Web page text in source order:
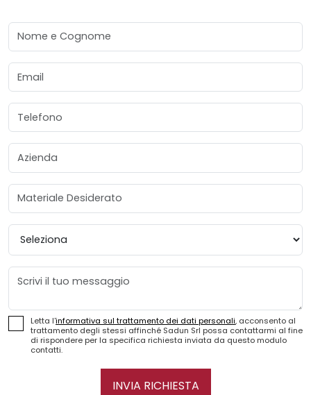
Nome e Cognome
Email
Telefono
Azienda
Materiale Desiderato
Provincia
Messaggio
Letta l'informativa sul trattamento dei dati personali, acconsento al
trattamento degli stessi affinché Sadun Srl possa contattarmi al fine
di rispondere per la specifica richiesta inviata da questo modulo
contatti.
INVIA RICHIESTA